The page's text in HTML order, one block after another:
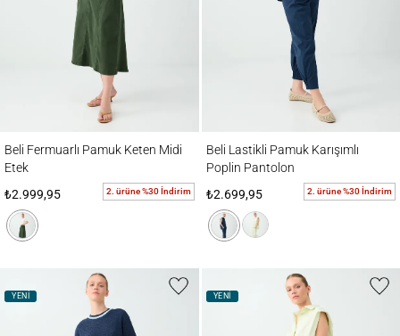
Beli Fermuarlı Pamuk Keten Midi
Etek
₺2.999,95
2. ürüne %30 İndirim
Beli Lastikli Pamuk Karışımlı
Poplin Pantolon
₺2.699,95
2. ürüne %30 İndirim
YENİ YENİ